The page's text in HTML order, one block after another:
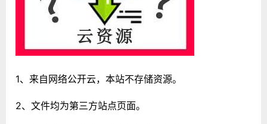
1、来自网络公开云，本站不存储资源。
2、文件均为第三方站点页面。